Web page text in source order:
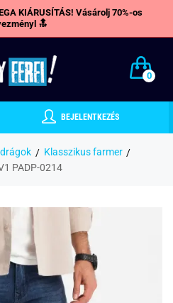
KIÁRUSÍTÁS! Vásárolj 70%-os
🔝
0
BEJELENTKEZÉS
Klasszikus farmer
PADP-0214